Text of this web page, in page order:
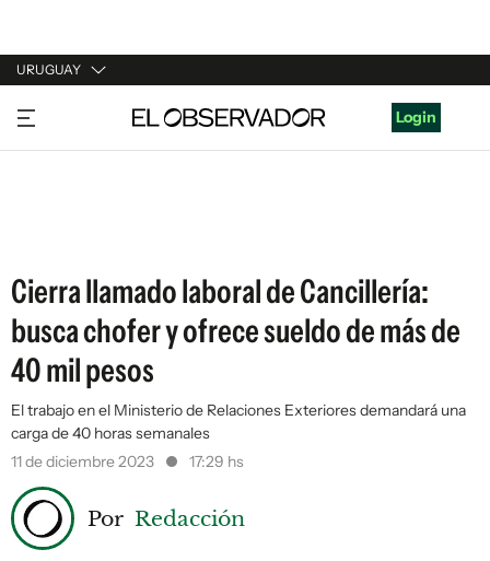
URUGUAY
URUGUAY
ARGENTINA
Login
Cierra llamado laboral de Cancillería:
busca chofer y ofrece sueldo de más de
40 mil pesos
El trabajo en el Ministerio de Relaciones Exteriores demandará una
carga de 40 horas semanales
11 de diciembre 2023
17:29 hs
Por Redacción